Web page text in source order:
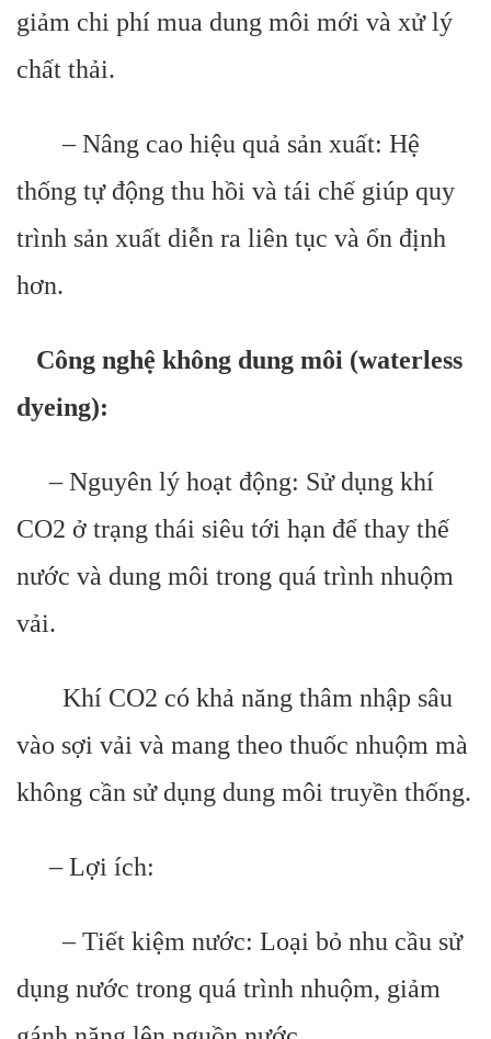
giảm chi phí mua dung môi mới và xử lý
chất thải.
– Nâng cao hiệu quả sản xuất: Hệ
thống tự động thu hồi và tái chế giúp quy
trình sản xuất diễn ra liên tục và ổn định
hơn.
Công nghệ không dung môi (waterless
dyeing):
– Nguyên lý hoạt động: Sử dụng khí
CO2 ở trạng thái siêu tới hạn để thay thế
nước và dung môi trong quá trình nhuộm
vải.
Khí CO2 có khả năng thâm nhập sâu
vào sợi vải và mang theo thuốc nhuộm mà
không cần sử dụng dung môi truyền thống.
– Lợi ích:
– Tiết kiệm nước: Loại bỏ nhu cầu sử
dụng nước trong quá trình nhuộm, giảm